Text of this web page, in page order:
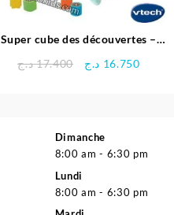
Super cube des découvertes –
17.400 د.ج
Le
16.750 د.ج
Le
Dimanche
8:00 am - 6:30 pm
Lundi
8:00 am - 6:30 pm